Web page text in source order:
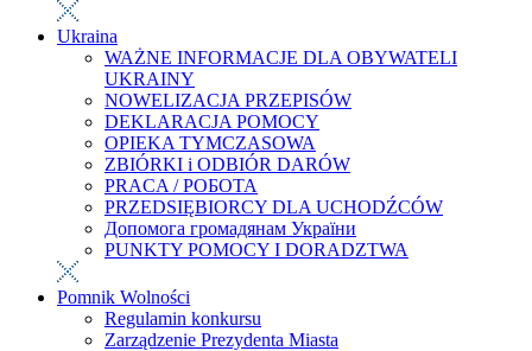
Ukraina
WAŻNE INFORMACJE DLA OBYWATELI
UKRAINY
NOWELIZACJA PRZEPISÓW
DEKLARACJA POMOCY
OPIEKA TYMCZASOWA
ZBIÓRKI i ODBIÓR DARÓW
PRACA / РОБОТА
PRZEDSIĘBIORCY DLA UCHODŹCÓW
Допомога громадянам України
PUNKTY POMOCY I DORADZTWA
Pomnik Wolności
Regulamin konkursu
Zarządzenie Prezydenta Miasta